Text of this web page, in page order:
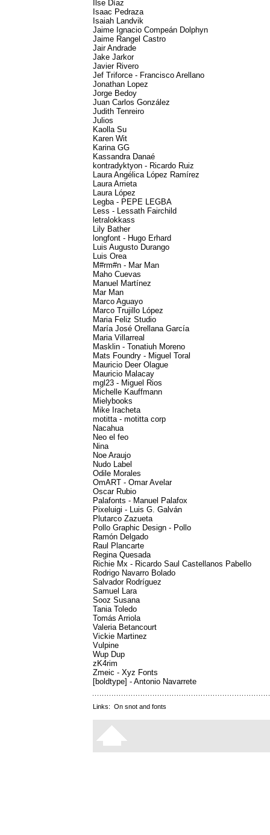
Ilse Díaz
Isaac Pedraza
Isaiah Landvik
Jaime Ignacio Compeán Dolphyn
Jaime Rangel Castro
Jair Andrade
Jake Jarkor
Javier Rivero
Jef Triforce - Francisco Arellano
Jonathan Lopez
Jorge Bedoy
Juan Carlos González
Judith Tenreiro
Julios
Kaolla Su
Karen Wit
Karina GG
Kassandra Danaé
kontradyktyon - Ricardo Ruiz
Laura Angélica López Ramírez
Laura Arrieta
Laura López
Legba - PEPE LEGBA
Less - Lessath Fairchild
letralokkass
Lily Bather
longfont - Hugo Erhard
Luis Augusto Durango
Luis Orea
M#rm#n - Mar Man
Maho Cuevas
Manuel Martínez
Mar Man
Marco Aguayo
Marco Trujillo López
Maria Feliz Studio
María José Orellana García
Maria Villarreal
Masklin - Tonatiuh Moreno
Mats Foundry - Miguel Toral
Mauricio Deer Olague
Mauricio Malacay
mgl23 - Miguel Rios
Michelle Kauffmann
Mielybooks
Mike Iracheta
motitta - motitta corp
Nacahua
Neo el feo
Nina
Noe Araujo
Nudo Label
Odile Morales
OmART - Omar Avelar
Oscar Rubio
Palafonts - Manuel Palafox
Pixeluigi - Luis G. Galván
Plutarco Zazueta
Pollo Graphic Design - Pollo
Ramón Delgado
Raul Plancarte
Regina Quesada
Richie Mx - Ricardo Saul Castellanos Pabello
Rodrigo Navarro Bolado
Salvador Rodríguez
Samuel Lara
Sooz Susana
Tania Toledo
Tomás Arriola
Valeria Betancourt
Vickie Martinez
Vulpine
Wup Dup
zK4rim
Zmeic - Xyz Fonts
[boldtype] - Antonio Navarrete
Links: On snot and fonts